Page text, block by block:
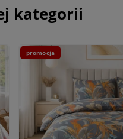
kategorii
promocja